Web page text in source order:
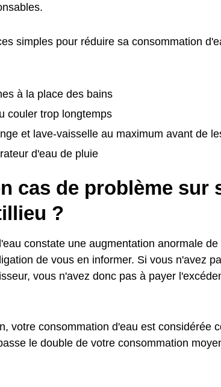
simples pour réduire sa consommation
à la place des bains
couler trop longtemps
et lave-vaisselle au maximum avant de
d'eau de pluie
cas de problème sur
?
constate une augmentation anormale
de vous en informer. Si vous n'avez
vous n'avez donc pas à payer
votre consommation d'eau est considérée
le double de votre consommation